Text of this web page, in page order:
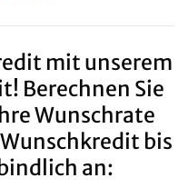
mit unserem
Berechnen Sie
Wunschrate
bis
an: